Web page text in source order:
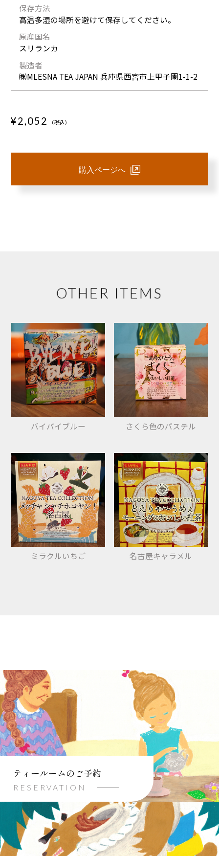
保存方法
高温多湿の場所を避けて保存してください。
原産国名
スリランカ
製造者
㈱MLESNA TEA JAPAN 兵庫県西宮市上甲子園1-1-2
¥2,052 （税込）
購入ページへ
OTHER ITEMS
バイバイブルー さくら色のパステル
ミラクルいちご 名古屋キャラメル
ティールームのご予約
RESERVATION